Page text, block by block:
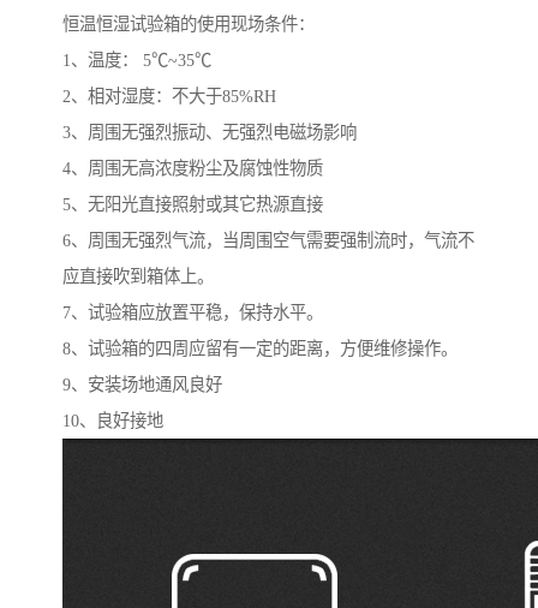
恒温恒湿试验箱的使用现场条件：
1、温度： 5℃~35℃
2、相对湿度：不大于85%RH
3、周围无强烈振动、无强烈电磁场影响
4、周围无高浓度粉尘及腐蚀性物质
5、无阳光直接照射或其它热源直接
6、周围无强烈气流，当周围空气需要强制流时，气流不
应直接吹到箱体上。
7、试验箱应放置平稳，保持水平。
8、试验箱的四周应留有一定的距离，方便维修操作。
9、安装场地通风良好
10、良好接地